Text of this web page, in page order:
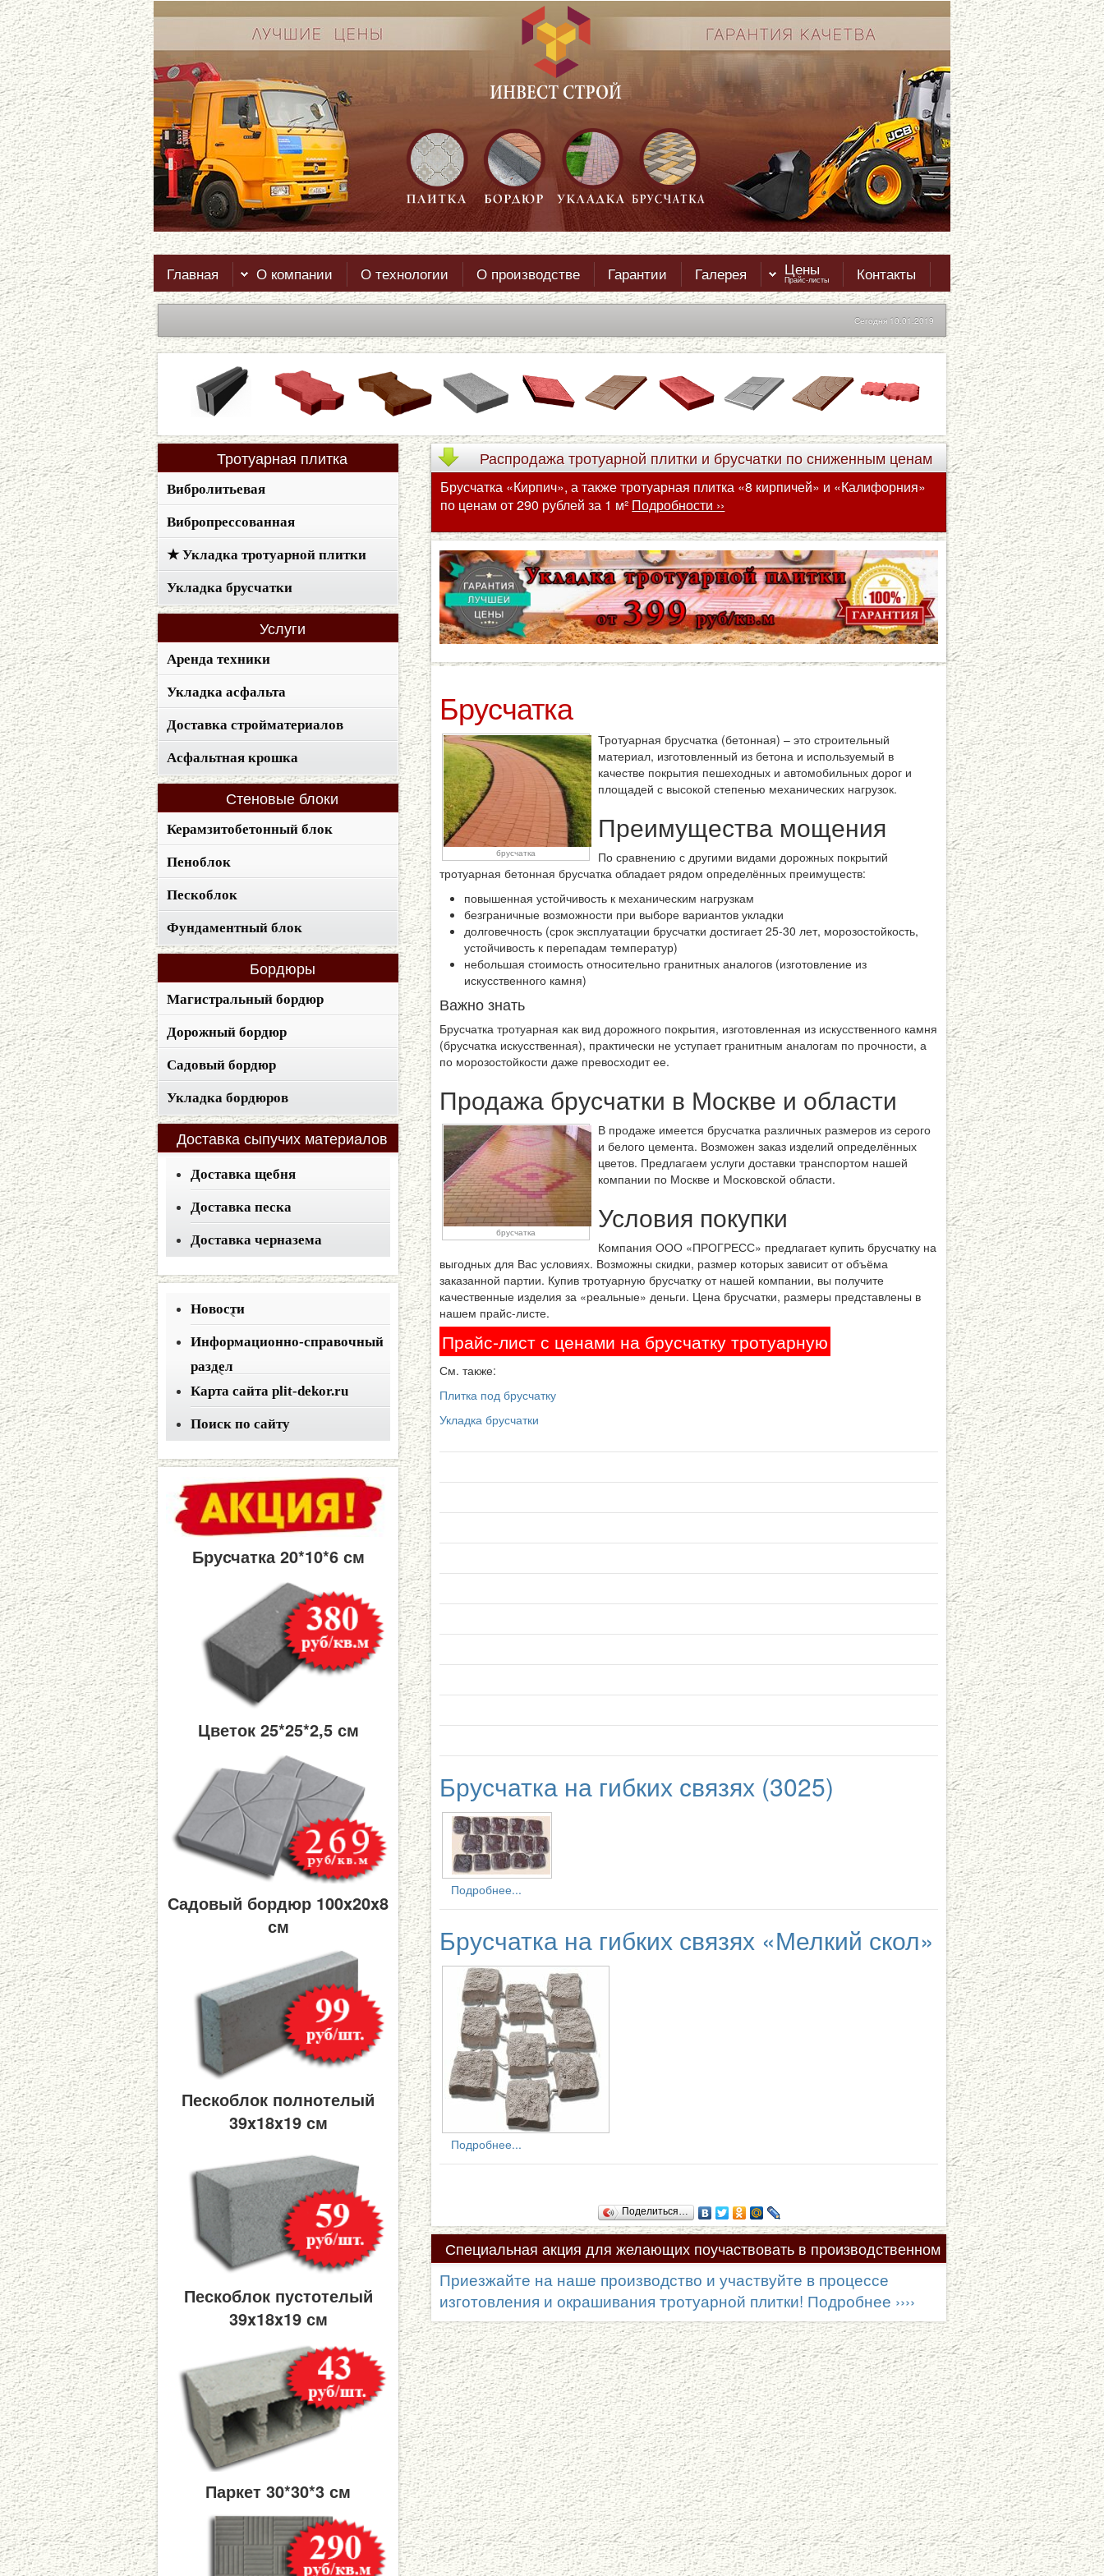
Главная О компании О технологии О производстве Гарантии Галерея Цены
Прайс-листы Контакты
Сегодня 10.01.2019
Тротуарная плитка
Вибролитьевая
Вибропрессованная
★ Укладка тротуарной плитки
Укладка брусчатки
Услуги
Аренда техники
Укладка асфальта
Доставка стройматериалов
Асфальтная крошка
Стеновые блоки
Керамзитобетонный блок
Пеноблок
Пескоблок
Фундаментный блок
Бордюры
Магистральный бордюр
Дорожный бордюр
Садовый бордюр
Укладка бордюров
Доставкасыпучих материалов
Доставка щебня
Доставка песка
Доставка черназема
Новости
Информационно-справочный
раздел
Карта сайта plit-dekor.ru
Поиск по сайту
Брусчатка 20*10*6 см
Цветок 25*25*2,5 см
Садовый бордюр 100x20x8
см
Пескоблок полнотелый
39x18x19 см
Пескоблок пустотелый
39x18x19 см
Паркет 30*30*3 см
Распродажатротуарной плитки и брусчатки по сниженным ценам
Брусчатка «Кирпич», а также тротуарная плитка «8 кирпичей» и «Калифорния»
по ценам от 290 рублей за 1 м² Подробности ››
Брусчатка
брусчатка
Тротуарная брусчатка (бетонная) – это строительный
материал, изготовленный из бетона и используемый в
качестве покрытия пешеходных и автомобильных дорог и
площадей с высокой степенью механических нагрузок.
Преимущества мощения
По сравнению с другими видами дорожных покрытий
тротуарная бетонная брусчатка обладает рядом определённых преимуществ:
повышенная устойчивость к механическим нагрузкам
безграничные возможности при выборе вариантов укладки
долговечность (срок эксплуатации брусчатки достигает 25-30 лет, морозостойкость,
устойчивость к перепадам температур)
небольшая стоимость относительно гранитных аналогов (изготовление из
искусственного камня)
Важно знать
Брусчатка тротуарная как вид дорожного покрытия, изготовленная из искусственного камня
(брусчатка искусственная), практически не уступает гранитным аналогам по прочности, а
по морозостойкости даже превосходит ее.
Продажа брусчатки в Москве и области
брусчатка
В продаже имеется брусчатка различных размеров из серого
и белого цемента. Возможен заказ изделий определённых
цветов. Предлагаем услуги доставки транспортом нашей
компании по Москве и Московской области.
Условия покупки
Компания ООО «ПРОГРЕСС» предлагает купить брусчатку на
выгодных для Вас условиях. Возможны скидки, размер которых зависит от объёма
заказанной партии. Купив тротуарную брусчатку от нашей компании, вы получите
качественные изделия за «реальные» деньги. Цена брусчатки, размеры представлены в
нашем прайс-листе.
Прайс-лист с ценами на брусчатку тротуарную
См. также:
Плитка под брусчатку
Укладка брусчатки
Брусчатка на гибких связях (3025)
Подробнее...
Брусчатка на гибких связях «Мелкий скол»
Подробнее...
Поделиться…
Специальная акция для желающих поучаствовать в производственном
процессе!
Приезжайте на наше производство и участвуйте в процессе
изготовления и окрашивания тротуарной плитки! Подробнее ››››